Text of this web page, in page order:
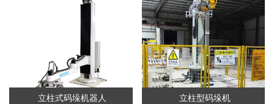
立柱式码垛机器人 立柱型码垛机